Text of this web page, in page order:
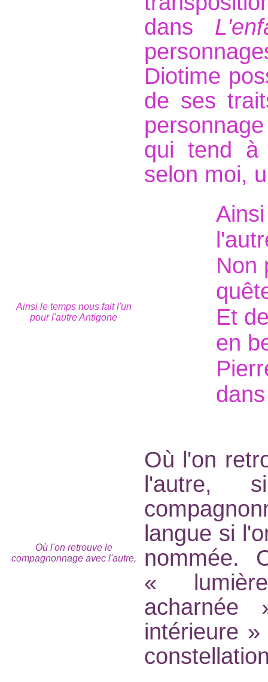
dans
Diotime
de ses
qui tend à
selon moi,
Ainsi le temps nous fait l'un
pour l'autre Antigone
Non
Et
en
Où l'on retrouve le
compagnonnage avec l'autre,
Où l'on
l'autre,
langue si
nommée.
«
intérieure